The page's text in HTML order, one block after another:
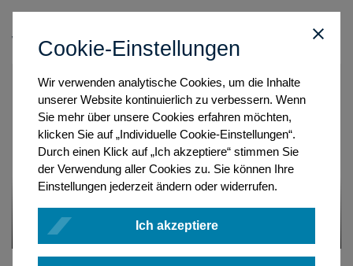
Cookie-Einstellungen
Wir verwenden analytische Cookies, um die Inhalte
unserer Website kontinuierlich zu verbessern. Wenn
Sie mehr über unsere Cookies erfahren möchten,
klicken Sie auf „Individuelle Cookie-Einstellungen“.
Durch einen Klick auf „Ich akzeptiere“ stimmen Sie
der Verwendung aller Cookies zu. Sie können Ihre
Einstellungen jederzeit ändern oder widerrufen.
Ich akzeptiere
Wie wird ein UVZ-Eintrag angelegt?